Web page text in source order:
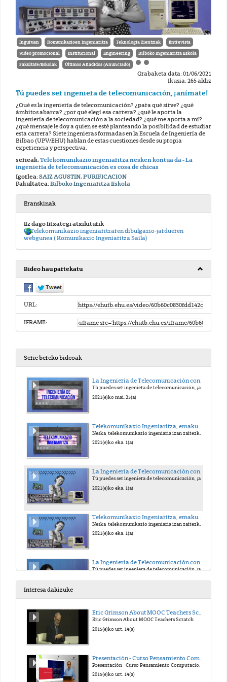
Inguruan Komunikazioen Ingeniaritza Teknologia Zientziak Entrevista
Vídeo promocional Institucional Engineering Bilboko Ingeniaritza Eskola
Fakultate/Eskolak Últimos Añadidos (Anunciado)
Grabaketa data: 01/06/2021
Ikusia: 265 aldiz
Tú puedes ser ingeniera de telecomunicación, ¡anímate!
¿Qué es la ingeniería de telecomunicación? ¿para qué sirve? ¿qué
ámbitos abarca? ¿por qué elegí esa carrera? ¿qué le aporta la
ingeniería de telecomunicación a la sociedad? ¿qué me aporta a mí?
¿qué mensaje le doy a quien se esté planteando la posibilidad de estudiar
esta carrera? Siete ingenieras formadas en la Escuela de Ingeniería de
Bilbao (UPV/EHU) hablan de estas cuestiones desde su propia
experiencia y perspectiva.
serieak:Telekomunikazio ingeniaritza nesken kontua da - La
ingeniería de telecomunicación es cosa de chicas
Igorlea:SAIZ AGUSTIN, PURIFICACION
Fakultatea:Bilboko Ingeniaritza Eskola
Eranskinak
Ez dago fitxategi atxikiturik
Telekomunikazio ingeniaritzaren dibulgazio-jardueren
webgunea ( Komunikazio Ingeniaritza Saila)
Bideo hau partekatu
URL:
IFRAME:
Serie bereko bideoak
La Ingeniería de Telecomunicación contada por mujeres 1 (es)
2021(e)ko mai. 25(a)
Neska, telekomunikazio ingeniaria izan zaitezke, anima zaitez!
2021(e)ko eka. 1(a)
La Ingeniería de Telecomunicación contada por mujeres 2 (es)
2021(e)ko eka. 1(a)
Neska, telekomunikazio ingeniaria izan zaitezke, anima zaitez!
2021(e)ko eka. 1(a)
La Ingeniería de Telecomunicación contada por Lucía Lorenzo
Tú puedes ser ingeniera de telecomunicación, ¡anímate!
Neska, telekomunikazio ingeniaria izan zaitezke, animatu!
Interesa dakizuke
Eric Grimson About MOOC Teachers Scratch
Eric Grimson About MOOC Teachers Scratch
2015(e)ko urt. 14(a)
Presentación - Curso Pensamiento Computacional en la Escuela
2015(e)ko urt. 14(a)